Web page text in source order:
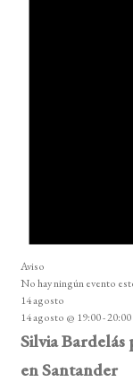
Aviso
No hay ningún evento
14 agosto
14 agosto @ 19:00-20:00
Silvia
en Santander